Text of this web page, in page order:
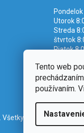
Tento web
používaním.
Utorok
Streda
štvrtok
Piatok
. Všetky práva vyhradené.